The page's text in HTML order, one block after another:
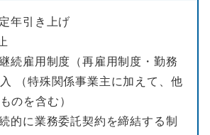
年引き上げ
雇用制度（再雇用制度・勤務
（特殊関係事業主に加えて、他
のを含む）
に業務委託契約を締結する制